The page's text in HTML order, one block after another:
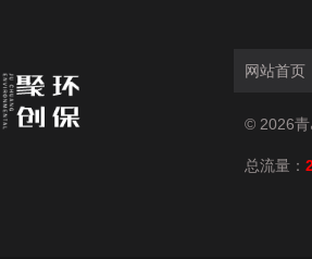
网站首页
© 2026青
总流量：